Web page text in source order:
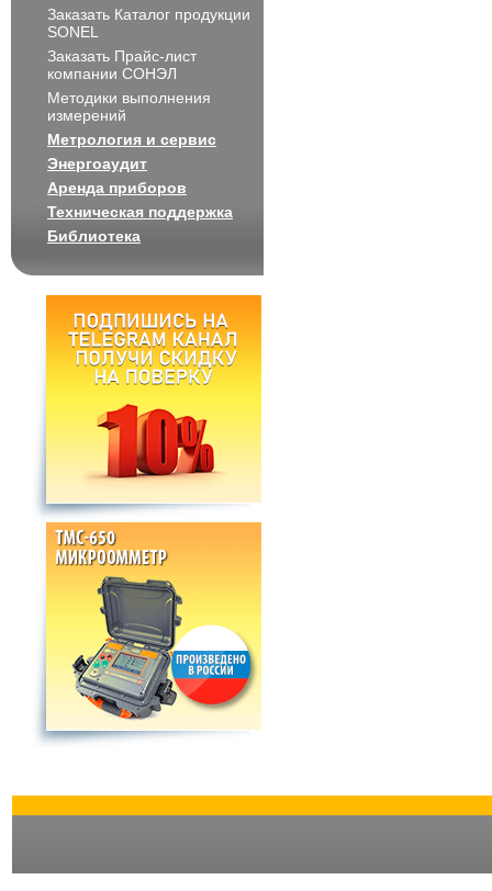
Заказать Каталог продукции
SONEL
Заказать Прайс-лист
компании СОНЭЛ
Методики выполнения
измерений
Метрология и сервис
Энергоаудит
Аренда приборов
Техническая поддержка
Библиотека